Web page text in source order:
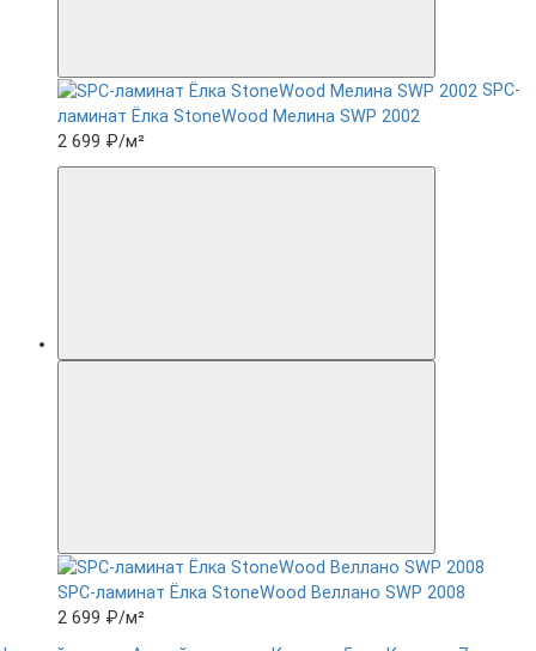
SPC-
ламинат Ëлка StoneWood Мелина SWP 2002
2 699 ₽/м²
SPC-ламинат Ëлка StoneWood Веллано SWP 2008
2 699 ₽/м²